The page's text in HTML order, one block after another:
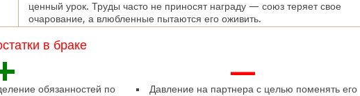
ценный урок. Труды часто не приносят награду — союз теряет свое
очарование, а влюбленные пытаются его оживить.
в браке
обязанностей по
—
Давление на партнера с целью поменять его